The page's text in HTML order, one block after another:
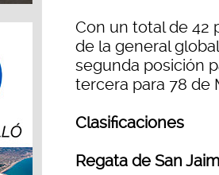
Con un total de 42
de la general
segunda posición
tercera para 78 de
Clasificaciones
Regata de San